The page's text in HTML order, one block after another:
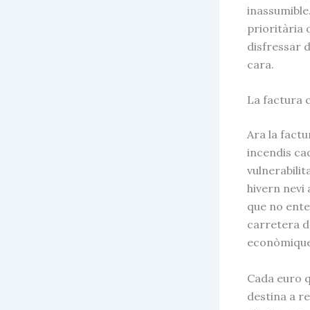
prioritària
disfressar
cara.
La factura
Ara la
incendis
hivern nevi
que no
carretera
Cada euro
destina a